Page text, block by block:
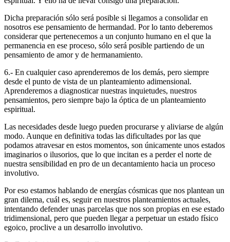
Dicha preparación sólo será posible si llegamos a consolidar en
nosotros ese pensamiento de hermandad. Por lo tanto deberemos
considerar que pertenecemos a un conjunto humano en el que la
permanencia en ese proceso, sólo será posible partiendo de un
pensamiento de amor y de hermanamiento.
6.- En cualquier caso aprenderemos de los demás, pero siempre
desde el punto de vista de un planteamiento adimensional.
Aprenderemos a diagnosticar nuestras inquietudes, nuestros
pensamientos, pero siempre bajo la óptica de un planteamiento
espiritual.
Las necesidades desde luego pueden procurarse y aliviarse de algún
modo. Aunque en definitiva todas las dificultades por las que
podamos atravesar en estos momentos, son únicamente unos estados
imaginarios o ilusorios, que lo que incitan es a perder el norte de
nuestra sensibilidad en pro de un decantamiento hacia un proceso
involutivo.
Por eso estamos hablando de energías cósmicas que nos plantean un
gran dilema, cuál es, seguir en nuestros planteamientos actuales,
intentando defender unas parcelas que nos son propias en ese estado
tridimensional, pero que pueden llegar a perpetuar un estado físico
egoico, proclive a un desarrollo involutivo.